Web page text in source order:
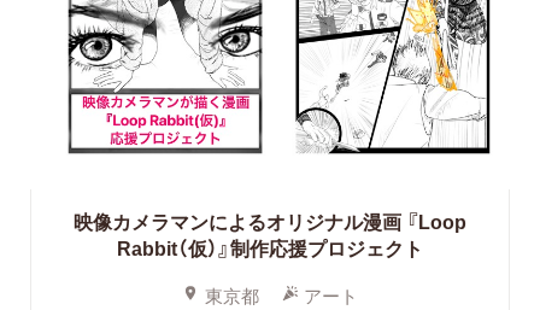
映像カメラマンによるオリジナル漫画 『Loop
Rabbit（仮）』制作応援プロジェクト
東京都 アート